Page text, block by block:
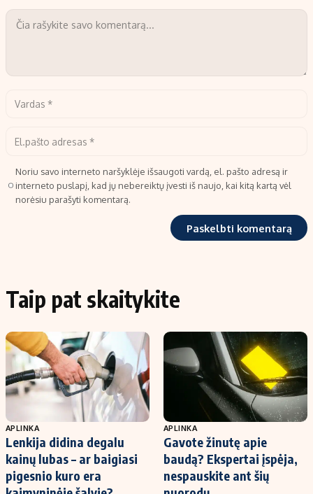
Noriu savo interneto naršyklėje išsaugoti vardą, el. pašto adresą ir
interneto puslapį, kad jų nebereiktų įvesti iš naujo, kai kitą kartą vėl
norėsiu parašyti komentarą.
Taip pat skaitykite
APLINKA
Lenkija didina degalu
kainų lubas – ar baigiasi
pigesnio kuro era
APLINKA
Gavote žinutę apie
baudą? Ekspertai įspėja,
nespauskite ant šių